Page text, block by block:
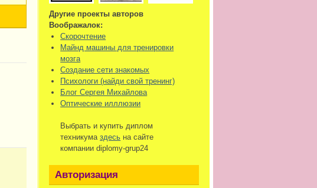
Другие проекты авторов
Воображалок:
Скорочтение
Майнд машины для тренировки
мозга
Создание сети знакомых
Психологи (найди свой тренинг)
Блог Сергея Михайлова
Оптические илллюзии
Выбрать и купить диплом
техникумаздесь на сайте
компании diplomy-grup24
Авторизация